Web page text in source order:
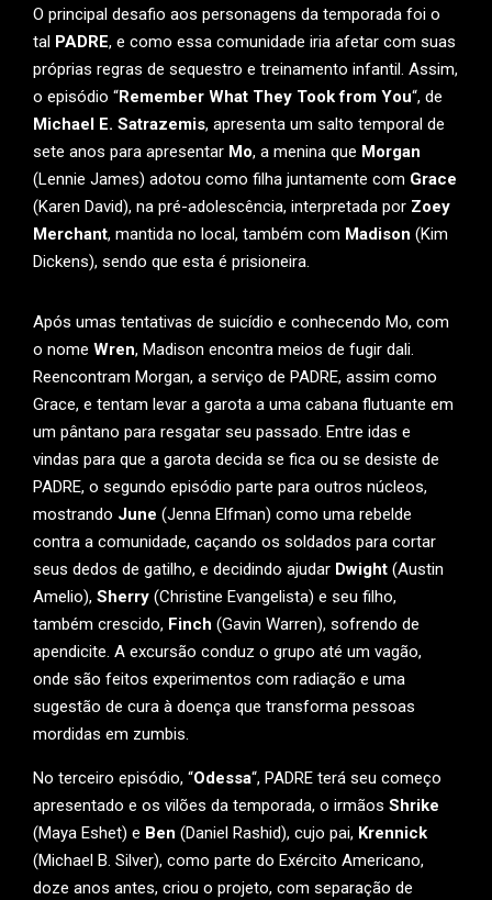
O principal desafio aos personagens da temporada foi o
tal PADRE, e como essa comunidade iria afetar com suas
próprias regras de sequestro e treinamento infantil. Assim,
o episódio “Remember What They Took from You“, de
Michael E. Satrazemis, apresenta um salto temporal de
sete anos para apresentar Mo, a menina que Morgan
(Lennie James) adotou como filha juntamente com Grace
(Karen David), na pré-adolescência, interpretada por Zoey
Merchant, mantida no local, também com Madison (Kim
Dickens), sendo que esta é prisioneira.
Após umas tentativas de suicídio e conhecendo Mo, com
o nome Wren, Madison encontra meios de fugir dali.
Reencontram Morgan, a serviço de PADRE, assim como
Grace, e tentam levar a garota a uma cabana flutuante em
um pântano para resgatar seu passado. Entre idas e
vindas para que a garota decida se fica ou se desiste de
PADRE, o segundo episódio parte para outros núcleos,
mostrando June (Jenna Elfman) como uma rebelde
contra a comunidade, caçando os soldados para cortar
seus dedos de gatilho, e decidindo ajudar Dwight (Austin
Amelio), Sherry (Christine Evangelista) e seu filho,
também crescido, Finch (Gavin Warren), sofrendo de
apendicite. A excursão conduz o grupo até um vagão,
onde são feitos experimentos com radiação e uma
sugestão de cura à doença que transforma pessoas
mordidas em zumbis.
No terceiro episódio, “Odessa“, PADRE terá seu começo
apresentado e os vilões da temporada, o irmãos Shrike
(Maya Eshet) e Ben (Daniel Rashid), cujo pai, Krennick
(Michael B. Silver), como parte do Exército Americano,
doze anos antes, criou o projeto, com separação de